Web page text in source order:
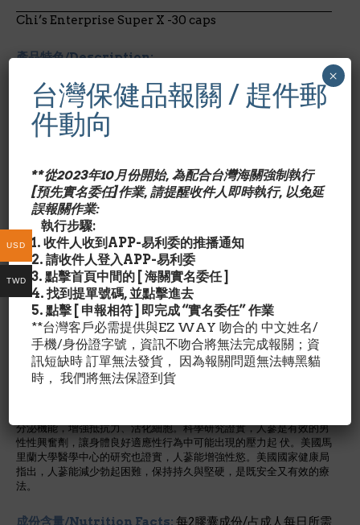
Chi’s Enterprise Super X -30 caps
產品特色/Description:
限男性使用
Super X不會造成過敏
配合中國傳統草藥
天然，安全、有效、免醫師處方
Super X是展現男性威力最天然的選擇，安全、有效、免醫
師處方，可代替犀利士、威而鋼等西藥。中國傳統草藥是流
傳數千年的健康配方，蘊含著陰陽調和的道理，以最 天然的
方式幫助身體達到內在的和諧、外在的活力。全天然的活力
配方含有冬蟲夏草、淫羊藿、人蔘，能夠調整主司性行為的
腦下垂體機能，改善腦部和性器官的血 液循環，有助於荷爾
蒙分泌的平衡，讓使用者獲得滿意的性生活，回復健康也回
復青春。
冬蟲夏草為蕈類中藥材，能增強性慾、增加精蟲活力、減少勃起
困難。中醫的對於性能力的診斷多與腎氣相關，冬蟲夏草有助於增加
力量與持久度。
淫羊藿用於治療腎陽虛衰所致的陽痿，調整睪酮素的分泌。淫羊
藿的萃取物可放鬆海綿體的肌肉，因而用來治療陰莖勃起障礙。還能
分泌機能，增強抵抗力、活化細胞。科學研究證實，人蔘是有效的男
性性興奮劑，讓身體良好適應性行為中可能出現的壓力起 伏。美國馬
里蘭大學醫學中心的研究也證實，人蔘能增強性慾。美國國家健康局
指出，人蔘能減少勃起困難，保持持久與堅硬，是既安全又有效的療
法。
成份含量/Nutrition Facts: 每2膠囊成份/占成人每日所需
台灣保健品報關 / 趕件郵
件動向
**從2023年10月份開始, 為配合台灣海關強制執行
[預先實名委任]作業, 請提醒收件人即時執行, 以免延
誤報關作業:
執行步驟:
1. 收件人收到APP-易利委的推播通知
2. 請收件人登入APP-易利委
3. 點擊首頁中間的 [ 海關實名委任 ]
4. 找到提單號碼, 並點擊進去
5. 點擊 [ 申報相符 ] 即完成 “實名委任” 作業
**台灣客戶必需提供與EZ WAY 吻合的 中文姓名/
手機/身份證字號，資訊不吻合將無法完成報關；資
訊短缺時 訂單無法發貨， 因為報關問題無法轉黑貓
時， 我們將無法保證到貨
×
USD
TWD